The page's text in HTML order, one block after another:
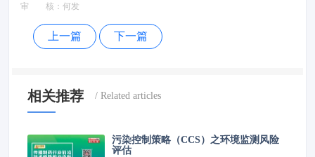
审 核： 何发
上一篇 下一篇
相关推荐
污染控制策略（CCS）之环境监测风险
评估